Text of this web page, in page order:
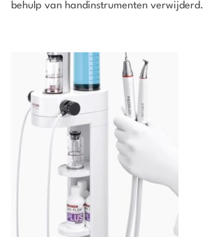
behulp van handinstrumenten verwijderd.